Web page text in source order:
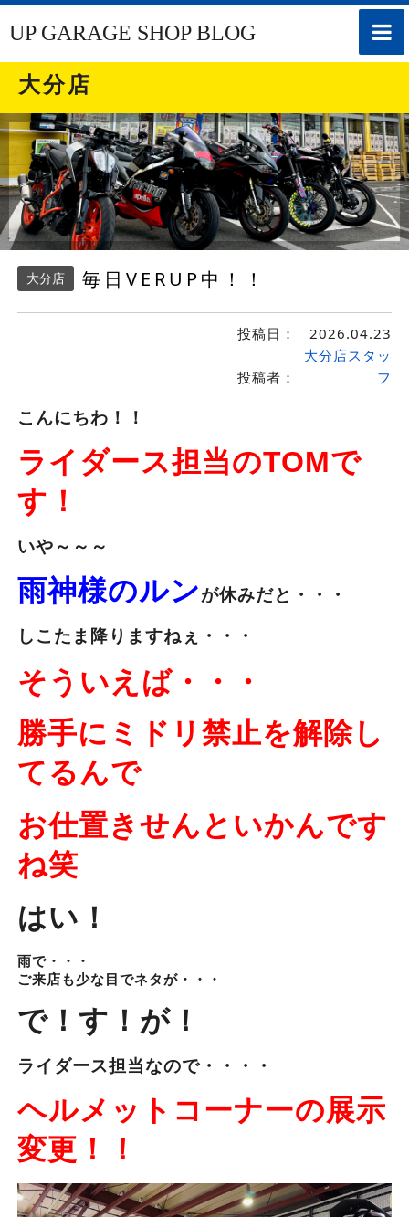
toggle
UP GARAGE SHOP BLOG
大分店
大分店 毎日VERUP中！！
投稿日： 2026.04.23
投稿者：
大分店スタッ
フ
こんにちわ！！
ライダース担当のTOMで
す！
いや～～～
雨神様のルンが休みだと・・・
しこたま降りますねぇ・・・
そういえば・・・
勝手にミドリ禁止を解除し
てるんで
お仕置きせんといかんです
ね笑
はい！
雨で・・・
ご来店も少な目でネタが・・・
で！す！が！
ライダース担当なので・・・・
ヘルメットコーナーの展示
変更！！